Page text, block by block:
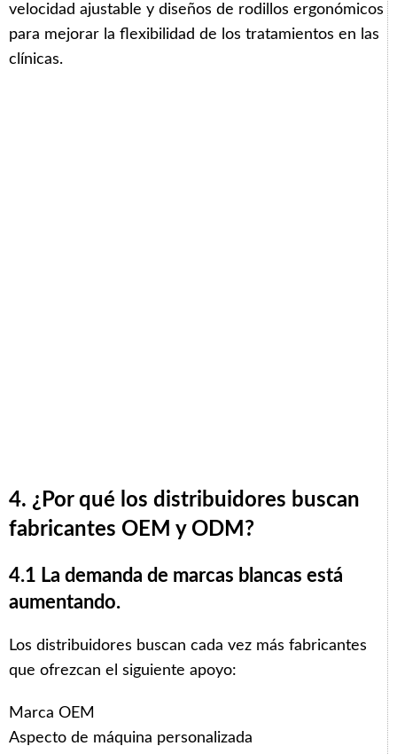
velocidad ajustable y diseños de rodillos ergonómicos
para mejorar la flexibilidad de los tratamientos en las
clínicas.
4. ¿Por qué los distribuidores buscan
fabricantes OEM y ODM?
4.1 La demanda de marcas blancas está
aumentando.
Los distribuidores buscan cada vez más fabricantes
que ofrezcan el siguiente apoyo:
Marca OEM
Aspecto de máquina personalizada